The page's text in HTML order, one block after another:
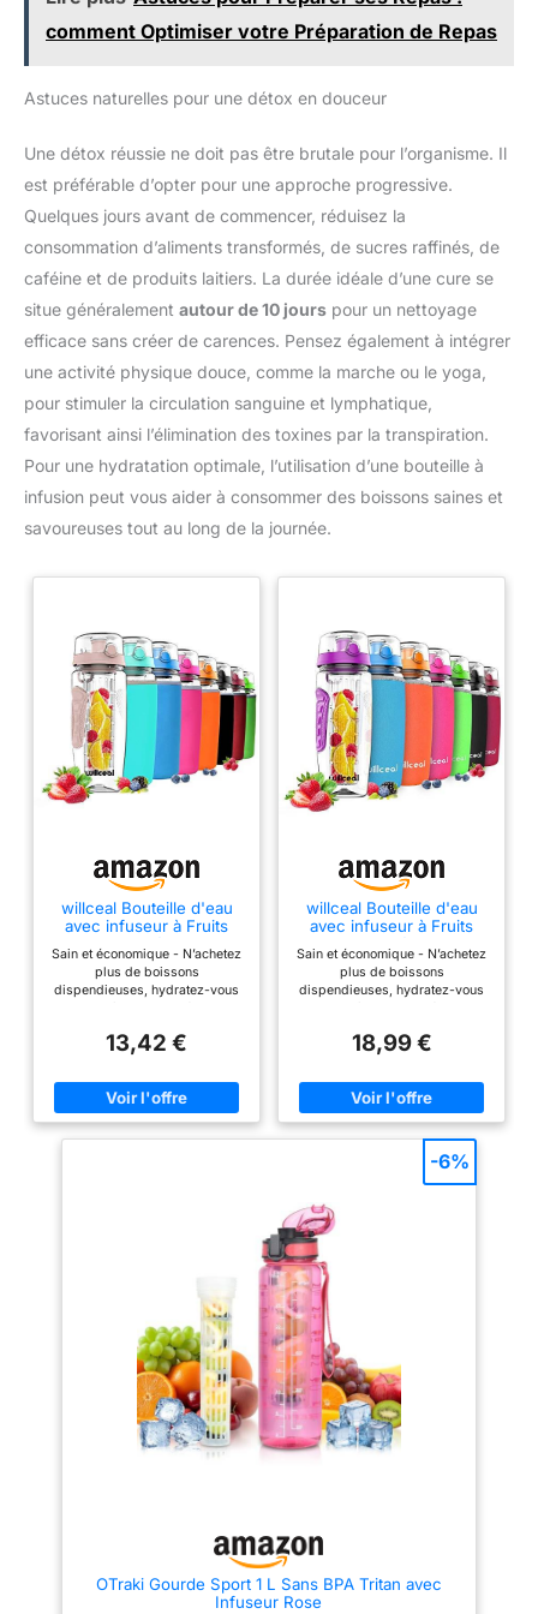
comment Optimiser votre Préparation de Repas
Astuces naturelles pour une détox en douceur
Une détox réussie ne doit pas être brutale pour l’organisme. Il
est préférable d’opter pour une approche progressive.
Quelques jours avant de commencer, réduisez la
consommation d’aliments transformés, de sucres raffinés, de
caféine et de produits laitiers. La durée idéale d’une cure se
situe généralement autour de 10 jours pour un nettoyage
efficace sans créer de carences. Pensez également à intégrer
une activité physique douce, comme la marche ou le yoga,
pour stimuler la circulation sanguine et lymphatique,
favorisant ainsi l’élimination des toxines par la transpiration.
Pour une hydratation optimale, l’utilisation d’une bouteille à
infusion peut vous aider à consommer des boissons saines et
savoureuses tout au long de la journée.
willceal Bouteille d'eau
avec infuseur à Fruits
sans BPA, Couvercle à
Rabat, Anti-Fuite
Convient pour Le Sports
Sain et économique - N’achetez
plus de boissons
dispendieuses, hydratez-vous
infuseur sur le marché qui
vos amis. Grande capacité de
0,95 l, grand volume et infuseur
pouvant contenir plus d’eau et
plupart des porte-gobelets de
voiture. La sécurité Tritan –
Certification FDA, LFGB, SGS,
CE/UE, sans BPA, étanche. La
bouteille d'eau avec infuseur à
fruits est fabriquée en Tritan de
haute qualité. Non seulement le
Tritan est durable et incassable,
mais il ne contient pas de
bisphénol A. Ne contient pas de
produits chimiques toxiques
profiter pleinement de votre
bouteille sans vous soucier de
potentielles fuites. Davantage
de choix –Cette bouteille d'eau
13,42 €
willceal Bouteille d'eau
avec infuseur à Fruits
sans BPA, Couvercle à
Rabat, Anti-Fuite
Convient pour Le Sports
Sain et économique - N’achetez
plus de boissons
dispendieuses, hydratez-vous
infuseur sur le marché qui
vos amis. Grande capacité de
0,95 l, grand volume et infuseur
pouvant contenir plus d’eau et
réduit le besoin de la remplir.
Design élégant, avec une
poignée antidérapante, un
couvercle sécurisé, un bec à
boire pratique, un crochet de
transport pratique - design
élégant qui s'adapte à la
plupart des porte-gobelets de
voiture. La sécurité Tritan –
Certification FDA, LFGB, SGS,
CE/UE, sans BPA, étanche. La
bouteille d'eau avec infuseur à
fruits est fabriquée en Tritan de
haute qualité. Non seulement le
Tritan est durable et incassable,
mais il ne contient pas de
bisphénol A. Ne contient pas de
potentielles fuites. Davantage
de choix –Cette bouteille d'eau
18,99 €
OTraki Gourde Sport 1 L Sans BPA Tritan avec
Infuseur Rose
-6%